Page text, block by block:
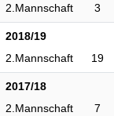
2.Mannschaft
3
2018/19
2.Mannschaft
19
2017/18
2.Mannschaft
7